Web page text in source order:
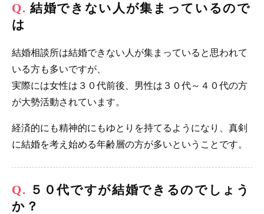
結婚できない人が集まっているので
は
結婚相談所は結婚できない人が集まっていると思われて
いる方も多いですが、
実際には女性は３０代前後、男性は３０代～４０代の方
が大勢活動されています。
経済的にも精神的にもゆとりを持てるようになり、真剣
に結婚を考え始める年齢層の方が多いということです。
５０代ですが結婚できるのでしょう
か？